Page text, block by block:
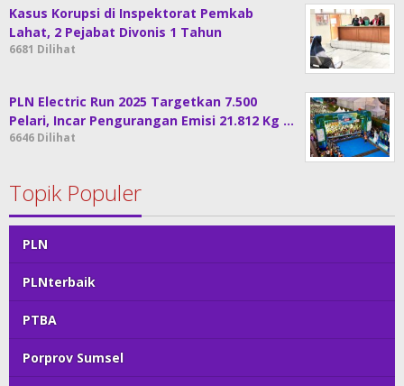
Kasus Korupsi di Inspektorat Pemkab
Lahat, 2 Pejabat Divonis 1 Tahun
6681 Dilihat
PLN Electric Run 2025 Targetkan 7.500
Pelari, Incar Pengurangan Emisi 21.812 Kg …
6646 Dilihat
Topik Populer
PLN
PLNterbaik
PTBA
Porprov Sumsel